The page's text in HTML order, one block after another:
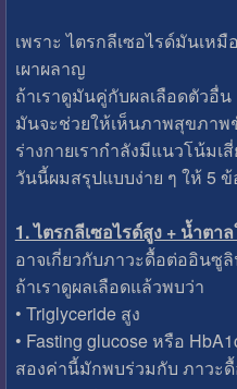
เพราะ ไตรกลีเซอไรด์มันเ
เผาผลาญ
ถ้าเราดูมันคู่กับผลเลือดตัวอื่น
มันจะช่วยให้เห็นภาพสุขภาพ
ร่างกายเรากำลังมีแนวโน้มเ
วันนี้ผมสรุปแบบง่าย ๆ ให้ 5
1. ไตรกลีเซอไรด์สูง + น้ำตา
อาจเกี่ยวกับภาวะดื้อต่ออินซู
ถ้าเราดูผลเลือดแล้วพบว่า
• Triglyceride สูง
• Fasting glucose หรือ
สองค่านี้มักพบร่วมกับ ภาวะ